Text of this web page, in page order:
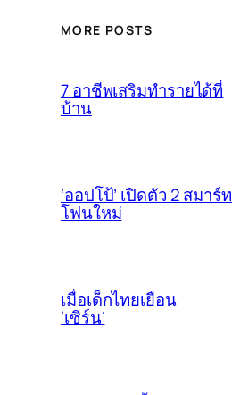
MORE POSTS
7 อาชีพเสริมทำรายได้ที่
บ้าน
‘ออปโป้’ เปิดตัว 2 สมาร์ท
โฟนใหม่
เมื่อเด็กไทยเยือน
‘เซิร์น’